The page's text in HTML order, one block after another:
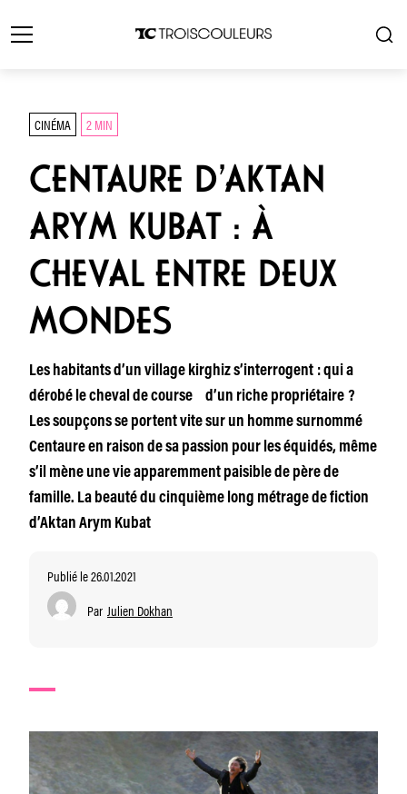
CINÉMA 2 MIN
CENTAURE D’AKTAN
ARYM KUBAT : À
CHEVAL ENTRE DEUX
MONDES
Les habitants d’un village kirghiz s’interrogent : qui a
dérobé le cheval de course d’un riche propriétaire ?
Les soupçons se portent vite sur un homme surnommé
Centaure en raison de sa passion pour les équidés, même
s’il mène une vie apparemment paisible de père de
famille. La beauté du cinquième long métrage de fiction
d’Aktan Arym Kubat
Publié le 26.01.2021
Par Julien Dokhan